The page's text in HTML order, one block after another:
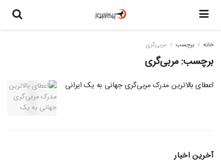
خانه برچسب مربی‌گری
برچسب:مربی‌گری
اعطای بالاترین مدرک مربی‌گری جهانی به یک ایرانی
آخرین اخبار